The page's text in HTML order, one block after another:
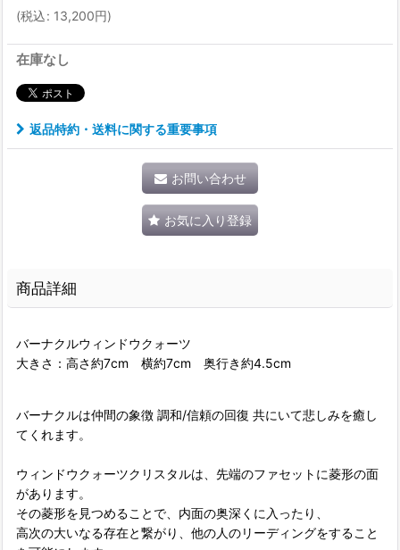
(税込: 13,200円)
在庫なし
返品特約・送料に関する重要事項
お問い合わせ
お気に入り登録
商品詳細
バーナクルウィンドウクォーツ
大きさ：高さ約7cm 横約7cm 奥行き約4.5cm
バーナクルは仲間の象徴 調和/信頼の回復 共にいて悲しみを癒し
てくれます。
ウィンドウクォーツクリスタルは、先端のファセットに菱形の面
があります。
その菱形を見つめることで、内面の奥深くに入ったり、
高次の大いなる存在と繋がり、他の人のリーディングをすること